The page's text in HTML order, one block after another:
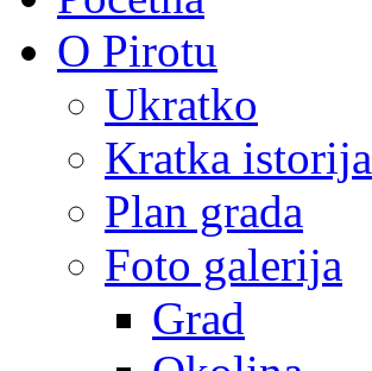
O Pirotu
Ukratko
Kratka istorija
Plan grada
Foto galerija
Grad